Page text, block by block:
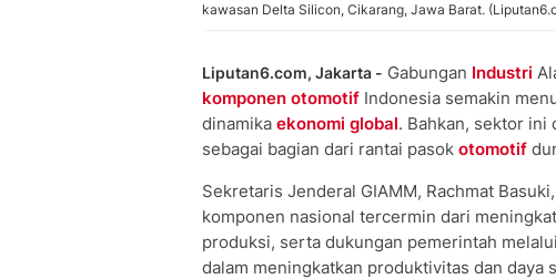
kawasan Delta Silicon, Cikarang, Jawa Barat.
Liputan6.com, Jakarta - Gabungan Industri
komponen otomotif Indonesia semakin
dinamika ekonomi global. Bahkan, sektor
sebagai bagian dari rantai pasok otomotif
Sekretaris Jenderal GIAMM, Rachmat
komponen nasional tercermin dari
produksi, serta dukungan pemerintah
dalam meningkatkan produktivitas dan daya